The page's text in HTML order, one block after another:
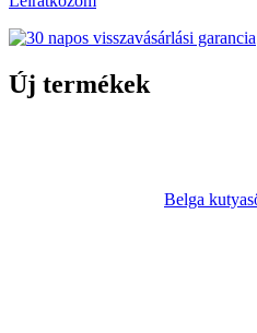
Új termékek
Belga